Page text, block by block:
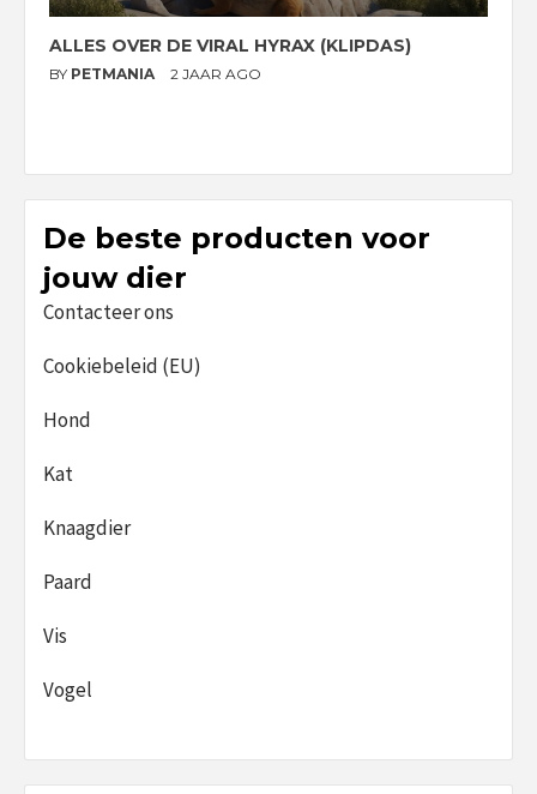
ALLES OVER DE VIRAL HYRAX (KLIPDAS)
BY PETMANIA 2 JAAR AGO
De beste producten voor
jouw dier
Contacteer ons
Cookiebeleid (EU)
Hond
Kat
Knaagdier
Paard
Vis
Vogel